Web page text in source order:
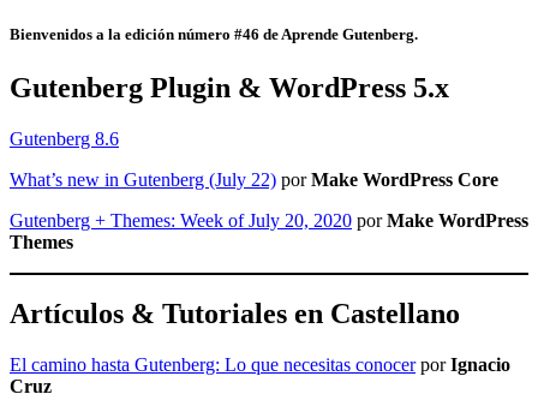
Bienvenidos a la edición número #46 de Aprende Gutenberg.
Gutenberg Plugin & WordPress 5.x
Gutenberg 8.6
What’s new in Gutenberg (July 22) porMake WordPress Core
Gutenberg + Themes: Week of July 20, 2020 porMake WordPress
Themes
Artículos & Tutoriales en Castellano
El camino hasta Gutenberg: Lo que necesitas conocerporIgnacio
Cruz